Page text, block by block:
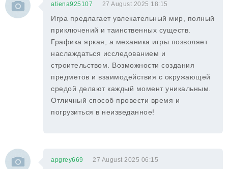
atiena925107 27 August 2025 18:15
Игра предлагает увлекательный мир, полный
приключений и таинственных существ.
Графика яркая, а механика игры позволяет
наслаждаться исследованием и
строительством. Возможности создания
предметов и взаимодействия с окружающей
средой делают каждый момент уникальным.
Отличный способ провести время и
погрузиться в неизведанное!
apgrey669 27 August 2025 06:15